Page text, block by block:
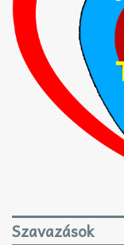
Szavazások